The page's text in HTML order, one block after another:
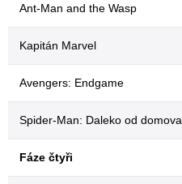
Ant-Man and the Wasp
Kapitán Marvel
Avengers: Endgame
Spider-Man: Daleko od domova
Fáze čtyři